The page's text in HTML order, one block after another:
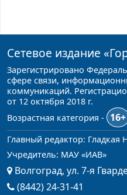
Сетевое издание
Зарегистрировано
сфере связи,
коммуникаций.
от 12 октября 2018 г.
Возрастная категория -
16+
Главный редактор: Гладкая
Учредитель: МАУ «ИАВ»
Волгоград, ул. 7-я
(8442) 24-31-41